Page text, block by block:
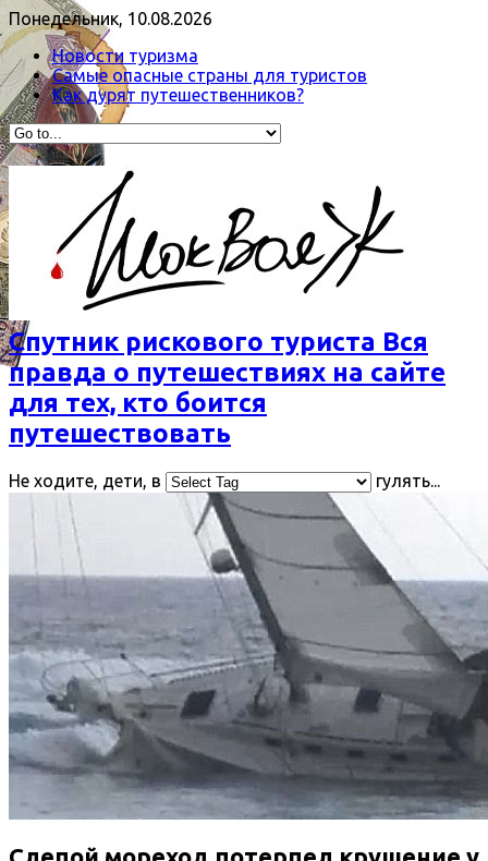
Понедельник, 10.08.2026
Новости туризма
Самые опасные страны для туристов
Как дурят путешественников?
Спутник рискового туриста Вся
правда о путешествиях на сайте
для тех, кто боится
путешествовать
Не ходите, дети, в гулять...